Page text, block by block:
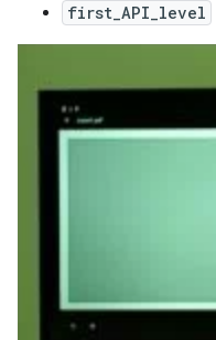
first_API_level